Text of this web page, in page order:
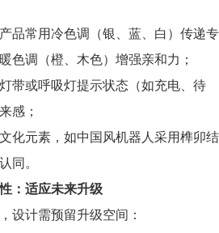
品常用冷色调（银、蓝、白）传递专
色调（橙、木色）增强亲和力；
带或呼吸灯提示状态（如充电、待
感；
化元素，如中国风机器人采用榫卯结
同。
：适应未来升级
设计需预留升级空间：